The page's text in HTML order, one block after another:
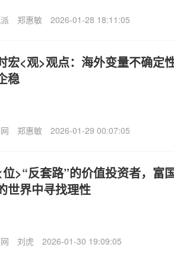
郑惠敏 2026-01-28 18:11:05
宏<观>观点：海外变量不确定
稳
郑惠敏 2026-01-29 00:07:05
>“反套路”的价值投资者，富
世界中寻找理性
刘虎 2026-01-30 19:09:05